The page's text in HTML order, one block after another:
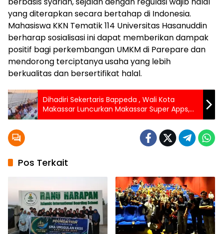
yang diterapkan secara bertahap di Indonesia.
Mahasiswa KKN Tematik 114 Universitas Hasanuddin
berharap sosialisasi ini dapat memberikan dampak
positif bagi perkembangan UMKM di Parepare dan
mendorong terciptanya usaha yang lebih
berkualitas dan bersertifikat halal.
Dihadiri Sekertaris Bappeda , Wali Kota
Makassar Luncurkan Makassar Super Apps,
Raih Apresiasi Lewat “Congratulatory Sailing
Pos Terkait